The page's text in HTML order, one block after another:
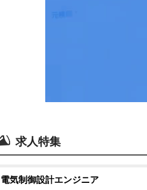
求人特集
電気制御設計エンジニア